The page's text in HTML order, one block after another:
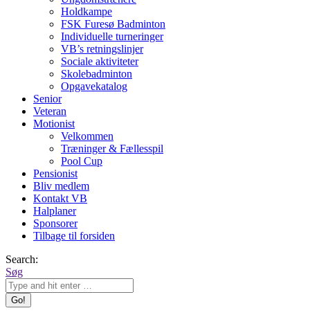
Holdkampe
FSK Furesø Badminton
Individuelle turneringer
VB’s retningslinjer
Sociale aktiviteter
Skolebadminton
Opgavekatalog
Senior
Veteran
Motionist
Velkommen
Træninger & Fællesspil
Pool Cup
Pensionist
Bliv medlem
Kontakt VB
Halplaner
Sponsorer
Tilbage til forsiden
Search:
Søg